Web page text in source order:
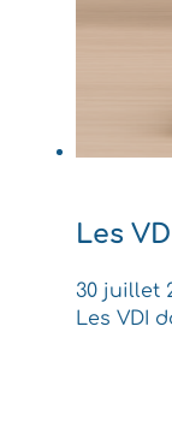
Les
30 juillet
Les VDI